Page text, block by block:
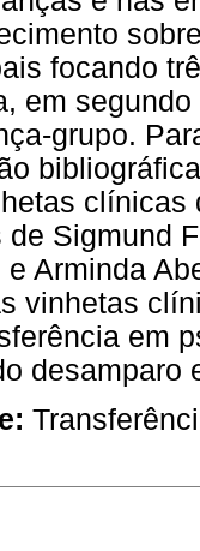
focando
em
grupo.
de Sigmund
Arminda
vinhetas
em
desamparo